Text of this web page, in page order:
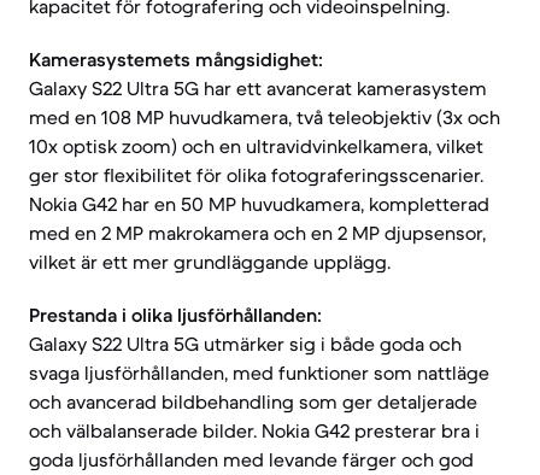
kapacitet för fotografering och videoinspelning.
Kamerasystemets mångsidighet:
Galaxy S22 Ultra 5G har ett avancerat kamerasystem
med en 108 MP huvudkamera, två teleobjektiv (3x och
10x optisk zoom) och en ultravidvinkelkamera, vilket
ger stor flexibilitet för olika fotograferingsscenarier.
Nokia G42 har en 50 MP huvudkamera, kompletterad
med en 2 MP makrokamera och en 2 MP djupsensor,
vilket är ett mer grundläggande upplägg.
Prestanda i olika ljusförhållanden:
Galaxy S22 Ultra 5G utmärker sig i både goda och
svaga ljusförhållanden, med funktioner som nattläge
och avancerad bildbehandling som ger detaljerade
och välbalanserade bilder. Nokia G42 presterar bra i
goda ljusförhållanden med levande färger och god